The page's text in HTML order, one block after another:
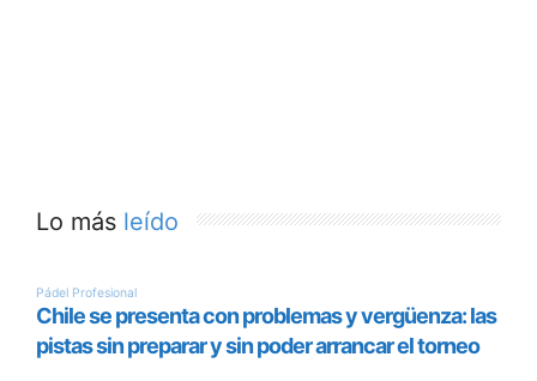
Lo más leído